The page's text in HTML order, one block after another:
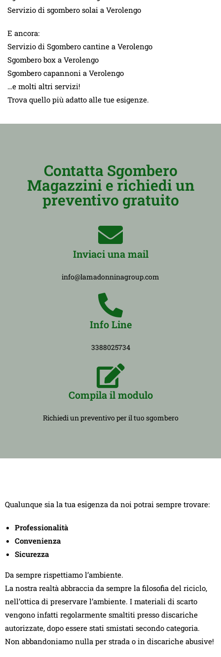
Servizio di sgombero solai a Verolengo
E ancora:
Servizio di Sgombero cantine a Verolengo
Sgombero box a Verolengo
Sgombero capannoni a Verolengo
…e molti altri servizi!
Trova quello più adatto alle tue esigenze.
Contatta Sgombero
Magazzini e richiedi un
preventivo gratuito
Inviaci una mail
info@lamadonninagroup.com
Info Line
3388025734
Compila il modulo
Richiedi un preventivo per il tuo sgombero
Qualunque sia la tua esigenza da noi potrai sempre trovare:
Professionalità
Convenienza
Sicurezza
Da sempre rispettiamo l’ambiente.
La nostra realtà abbraccia da sempre la filosofia del riciclo,
nell’ottica di preservare l’ambiente. I materiali di scarto
vengono infatti regolarmente smaltiti presso discariche
autorizzate, dopo essere stati smistati secondo categoria.
Non abbandoniamo nulla per strada o in discariche abusive!